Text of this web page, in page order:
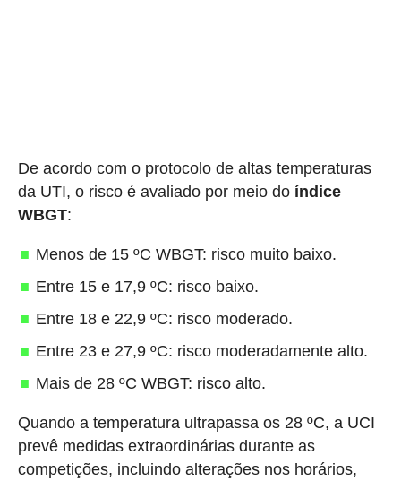
De acordo com o protocolo de altas temperaturas
da UTI, o risco é avaliado por meio do índice
WBGT:
Menos de 15 ºC WBGT: risco muito baixo.
Entre 15 e 17,9 ºC: risco baixo.
Entre 18 e 22,9 ºC: risco moderado.
Entre 23 e 27,9 ºC: risco moderadamente alto.
Mais de 28 ºC WBGT: risco alto.
Quando a temperatura ultrapassa os 28 ºC, a UCI
prevê medidas extraordinárias durante as
competições, incluindo alterações nos horários,